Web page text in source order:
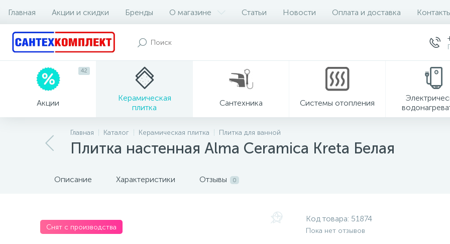
Главная Акции и скидки Бренды О магазине Статьи Новости Оплата и доставка
Акции
42
Керамическая
плитка
Сантехника Системы отопления
Главная Каталог Керамическая плитка Плитка для ванной
Плитка настенная Alma Ceramica Kreta Белая
Описание Характеристики Отзывы 0
Снят с производства
Код товара: 51874
Пока нет отзывов